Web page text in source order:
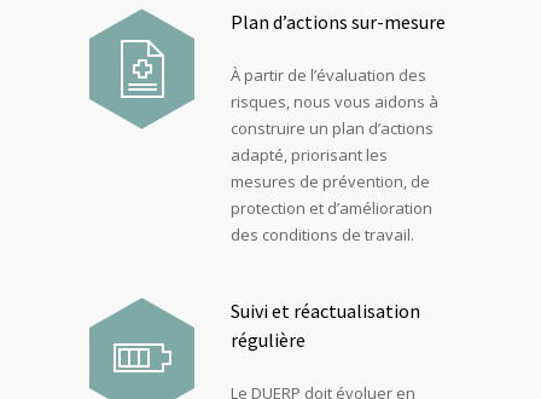
Plan d’actions sur-mesure
À partir de l’évaluation des
risques, nous vous aidons à
construire un plan d’actions
adapté, priorisant les
mesures de prévention, de
protection et d’amélioration
des conditions de travail.
Suivi et réactualisation
régulière
Le DUERP doit évoluer en